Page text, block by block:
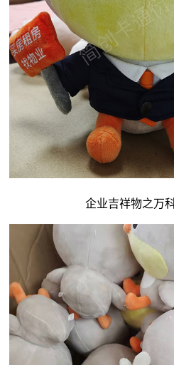
企业吉祥物之万